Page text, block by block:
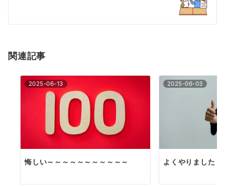
シ
ン
関連記事
2025-06-13
悔しい～～～～～～～～～～～
2025-06-03
よくやりました！